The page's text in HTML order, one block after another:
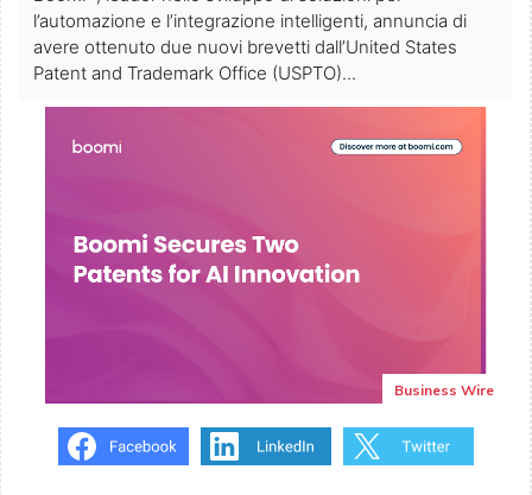
l’automazione e l’integrazione intelligenti, annuncia di
avere ottenuto due nuovi brevetti dall’United States
Patent and Trademark Office (USPTO)...
Business Wire